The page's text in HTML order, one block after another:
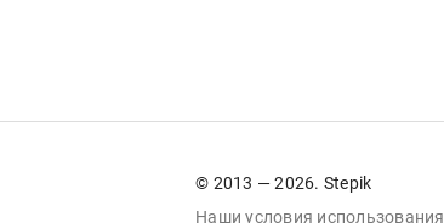
© 2013 — 2026. Stepik
Наши условия использования